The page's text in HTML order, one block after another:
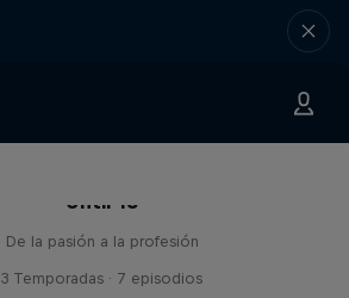
Until 18
De la pasión a la profesión
3 Temporadas · 7 episodios